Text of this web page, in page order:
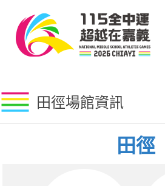
田徑場館資訊
田徑